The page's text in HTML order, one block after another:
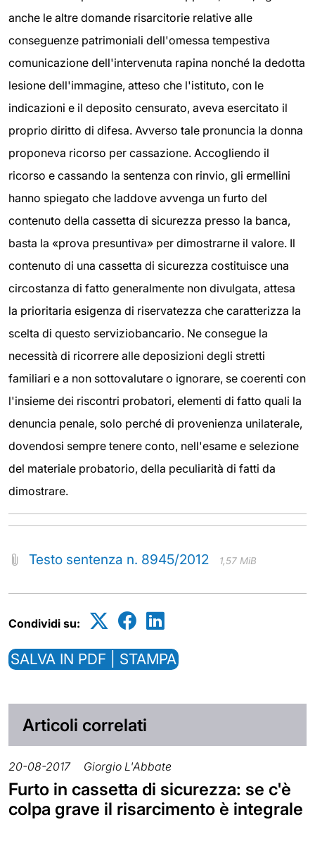
anche le altre domande risarcitorie relative alle
conseguenze patrimoniali dell'omessa tempestiva
comunicazione dell'intervenuta rapina nonché la dedotta
lesione dell'immagine, atteso che l'istituto, con le
indicazioni e il deposito censurato, aveva esercitato il
proprio diritto di difesa. Avverso tale pronuncia la donna
proponeva ricorso per cassazione. Accogliendo il
ricorso e cassando la sentenza con rinvio, gli ermellini
hanno spiegato che laddove avvenga un furto del
contenuto della cassetta di sicurezza presso la banca,
basta la «prova presuntiva» per dimostrarne il valore. Il
contenuto di una cassetta di sicurezza costituisce una
circostanza di fatto generalmente non divulgata, attesa
la prioritaria esigenza di riservatezza che caratterizza la
scelta di questo serviziobancario. Ne consegue la
necessità di ricorrere alle deposizioni degli stretti
familiari e a non sottovalutare o ignorare, se coerenti con
l'insieme dei riscontri probatori, elementi di fatto quali la
denuncia penale, solo perché di provenienza unilaterale,
dovendosi sempre tenere conto, nell'esame e selezione
del materiale probatorio, della peculiarità di fatti da
dimostrare.
Testo sentenza n. 8945/2012 1,57 MiB
Condividi su:
SALVA IN PDF | STAMPA
Articoli correlati
20-08-2017 Giorgio L'Abbate
Furto in cassetta di sicurezza: se c'è
colpa grave il risarcimento è integrale